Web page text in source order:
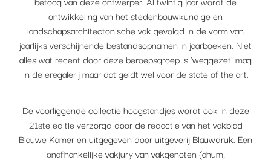
ontwikkeling van het stedenbouwkundige en
landschapsarchitectonische vak gevolgd in de vorm van
jaarlijks verschijnende bestandsopnamen in jaarboeken. Niet
alles wat recent door deze beroepsgroep is ‘weggezet’ mag
in de eregalerij maar dat geldt wel voor de state of the art.
De voorliggende collectie hoogstandjes wordt ook in deze
21ste editie verzorgd door de redactie van het vakblad
Blauwe Kamer en uitgegeven door uitgeverij Blauwdruk. Een
onafhankelijke vakjury van vakgenoten (ahum,